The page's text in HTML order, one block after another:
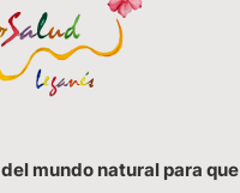
mundo natural para que